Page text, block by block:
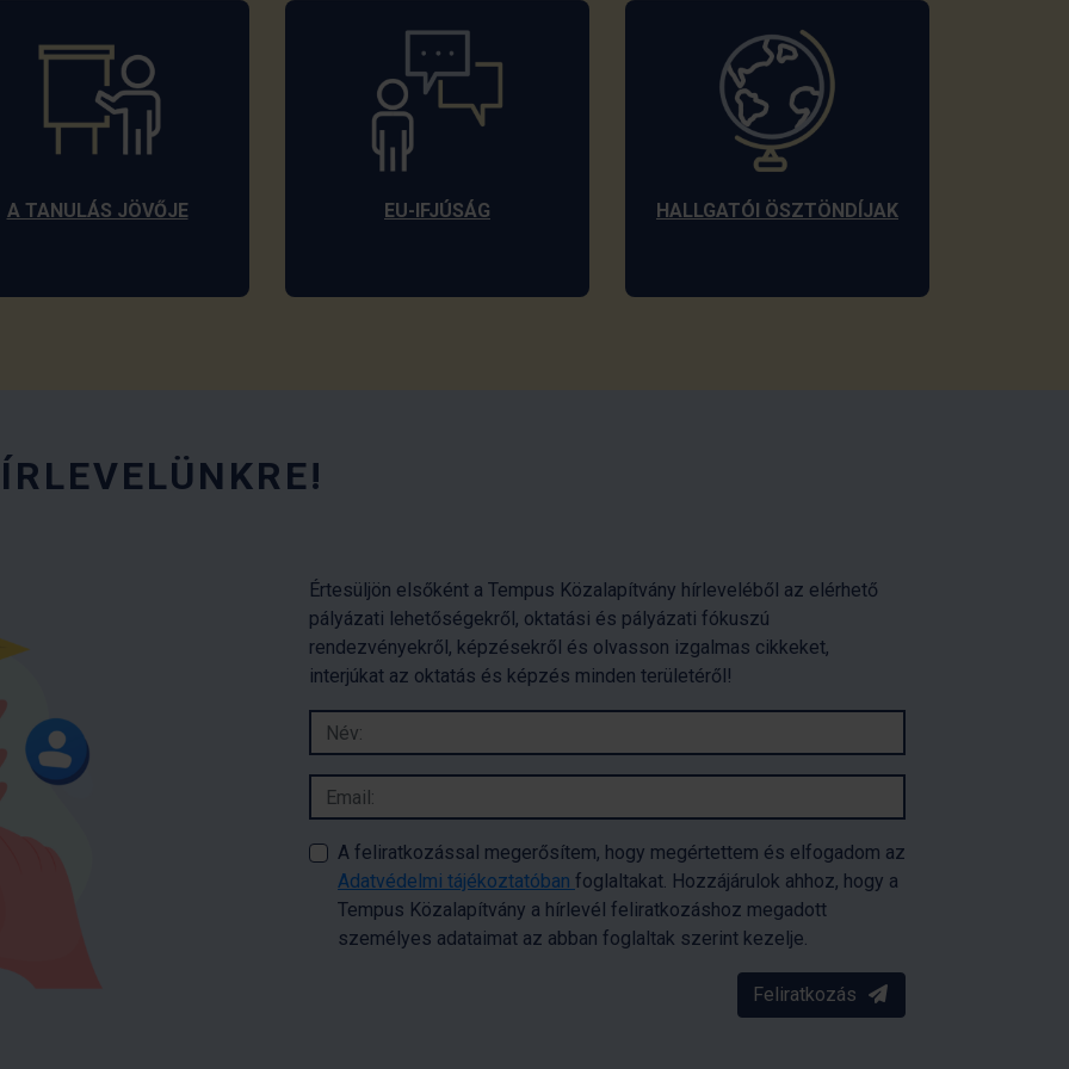
A TANULÁS JÖVŐJE EU-IFJÚSÁG HALLGATÓI ÖSZTÖNDÍJAK
Értesüljön elsőként a Tempus Közalapítvány hírleveléből az elérhető
pályázati lehetőségekről, oktatási és pályázati fókuszú
rendezvényekről, képzésekről és olvasson izgalmas cikkeket,
interjúkat az oktatás és képzés minden területéről!
A feliratkozással megerősítem, hogy megértettem és elfogadom az
Adatvédelmi tájékoztatóban foglaltakat. Hozzájárulok ahhoz, hogy a
Tempus Közalapítvány a hírlevél feliratkozáshoz megadott
személyes adataimat az abban foglaltak szerint kezelje.
Feliratkozás